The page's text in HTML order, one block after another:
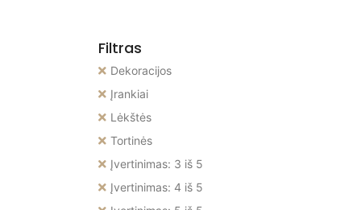
Filtras
Dekoracijos
Įrankiai
Lėkštės
Tortinės
Įvertinimas: 3 iš 5
Įvertinimas: 4 iš 5